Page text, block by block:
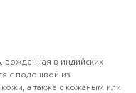
рожденная в индийских
с подошвой из
а также с кожаным или